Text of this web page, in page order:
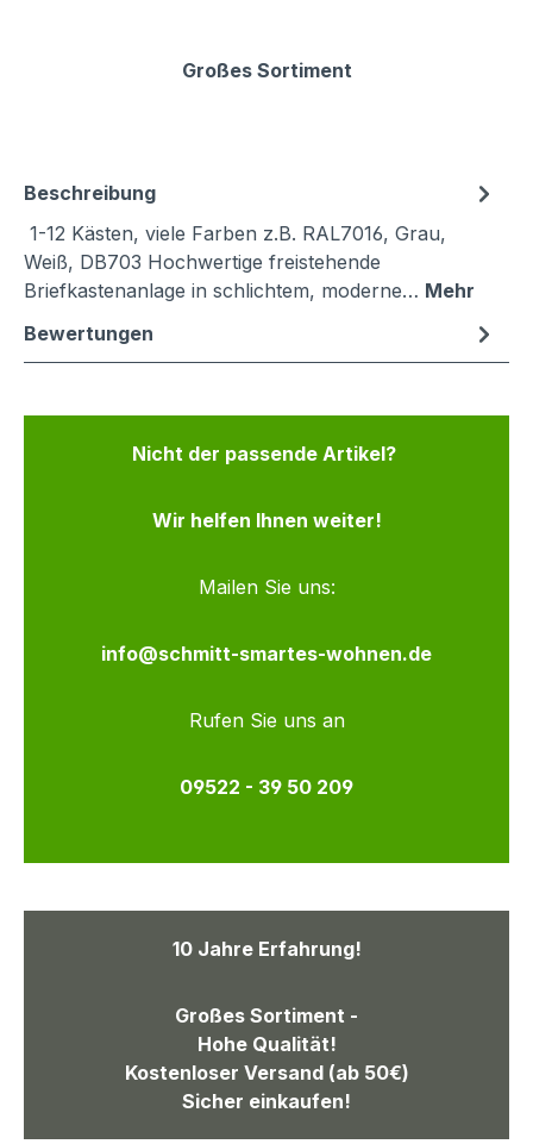
Großes Sortiment
Beschreibung
1-12 Kästen, viele Farben z.B. RAL7016, Grau,
Weiß, DB703 Hochwertige freistehende
Briefkastenanlage in schlichtem, moderne… Mehr
Bewertungen
Nicht der passende Artikel?
Wir helfen Ihnen weiter!
Mailen Sie uns:
info@schmitt-smartes-wohnen.de
Rufen Sie uns an
09522 - 39 50 209
10 Jahre Erfahrung!
Großes Sortiment -
Hohe Qualität!
Kostenloser Versand (ab 50€)
Sicher einkaufen!